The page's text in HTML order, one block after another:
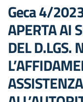
Geca 4/
APERTA AI
DEL